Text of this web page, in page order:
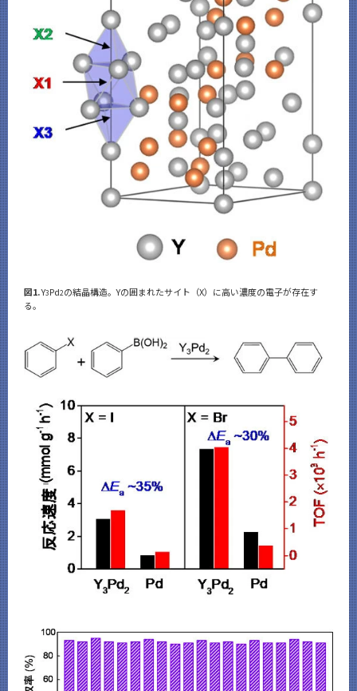
図1.Y3Pd2の結晶構造。Yの囲まれたサイト（X）に高い濃度の電子が存在す
る。